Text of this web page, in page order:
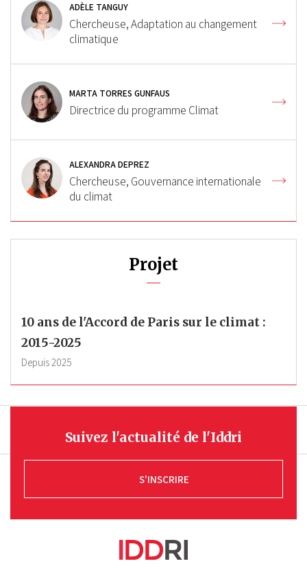
ADÈLE TANGUY
Chercheuse, Adaptation au changement
climatique
MARTA TORRES GUNFAUS
Directrice du programme Climat
ALEXANDRA DEPREZ
Chercheuse, Gouvernance internationale
du climat
Projet
10 ans de l'Accord de Paris sur le climat :
2015-2025
Depuis2025
Suivez l'actualité de l'Iddri
S'INSCRIRE